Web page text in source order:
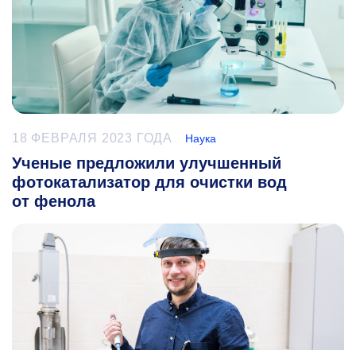
18 ФЕВРАЛЯ 2023 ГОДА Наука
Ученые предложили улучшенный
фотокатализатор для очистки вод
от фенола